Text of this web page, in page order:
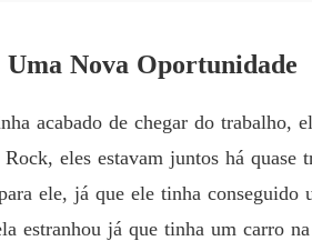
Nova Oportunidade
acabado de chegar do trabalho,
eles estavam juntos há quase
ele, já que ele tinha
estranhou já que tinha um carro